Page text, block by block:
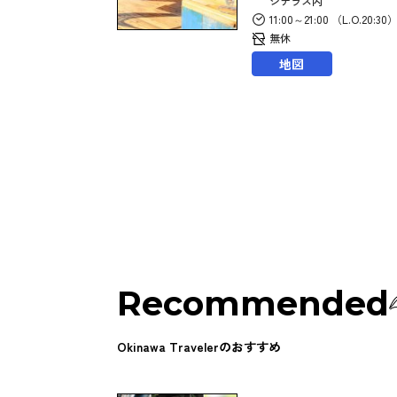
11:00～21:00 （L.O.20:30）
無休
地図
Recommended
Okinawa Travelerのおすすめ